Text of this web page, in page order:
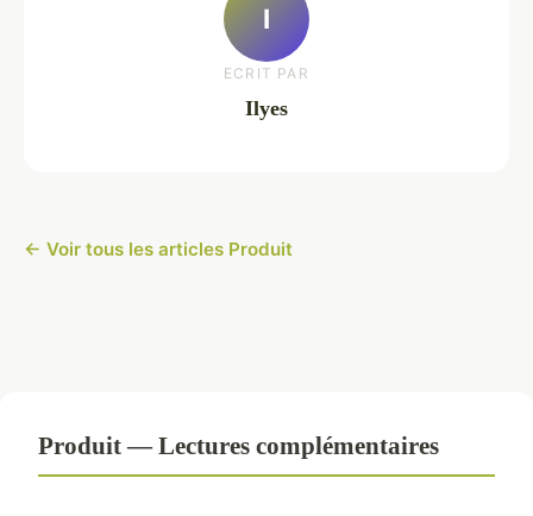
I
ECRIT PAR
Ilyes
← Voir tous les articles Produit
Produit — Lectures complémentaires